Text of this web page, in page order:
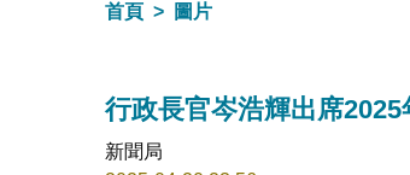
首頁 圖片
行政長官岑浩輝出席2025
新聞局